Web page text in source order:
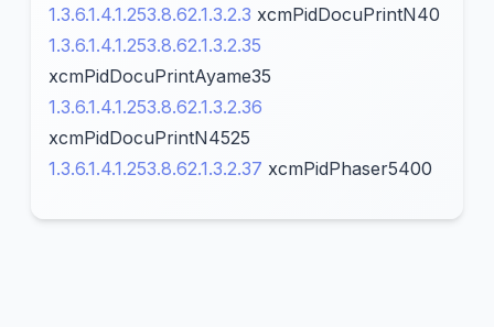
1.3.6.1.4.1.253.8.62.1.3.2.3 xcmPidDocuPrintN40
1.3.6.1.4.1.253.8.62.1.3.2.35
xcmPidDocuPrintAyame35
1.3.6.1.4.1.253.8.62.1.3.2.36
xcmPidDocuPrintN4525
1.3.6.1.4.1.253.8.62.1.3.2.37 xcmPidPhaser5400